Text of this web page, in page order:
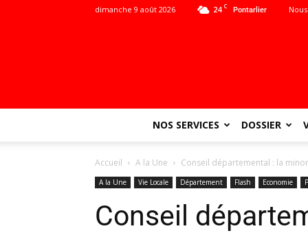
24 C Pontarlier
dimanche 9 août 2026
NOS SERVICES DOSSIER
Accueil A la Une Conseil départemental : la
A la Une Vie Locale Département Flash Economie
Conseil